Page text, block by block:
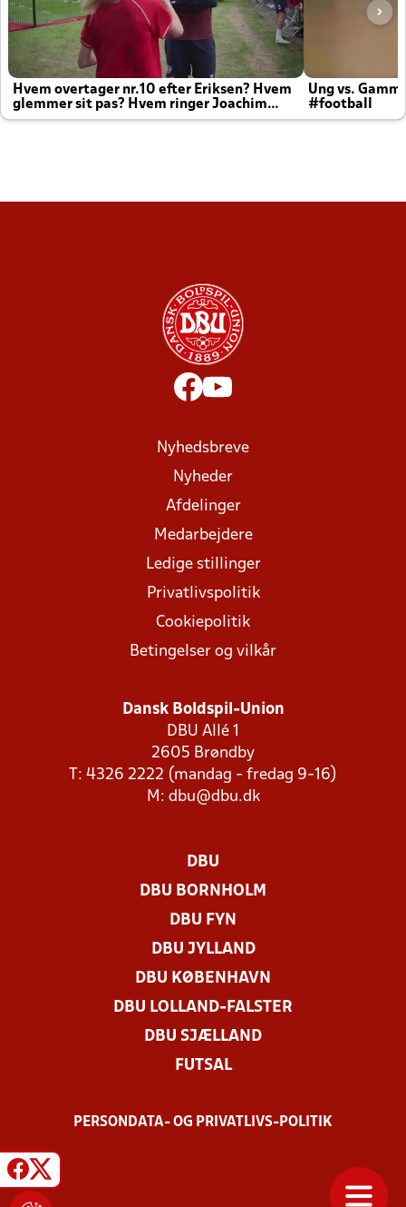
Hvem overtager nr.10 efter Eriksen? Hvem
glemmer sit pas? Hvem ringer Joachim
altid til efter kampe?
Ung vs.
#football
Nyhedsbreve
Nyheder
Afdelinger
Medarbejdere
Ledige stillinger
Privatlivspolitik
Cookiepolitik
Betingelser og vilkår
Dansk Boldspil-Union
DBU Allé 1
2605 Brøndby
T: 4326 2222 (mandag - fredag 9-16)
M: dbu@dbu.dk
DBU
DBU BORNHOLM
DBU FYN
DBU JYLLAND
DBU KØBENHAVN
DBU LOLLAND-FALSTER
DBU SJÆLLAND
FUTSAL
PERSONDATA- OG PRIVATLIVS-POLITIK